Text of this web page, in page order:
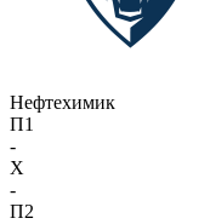
Нефтехимик
П1
-
X
-
П2